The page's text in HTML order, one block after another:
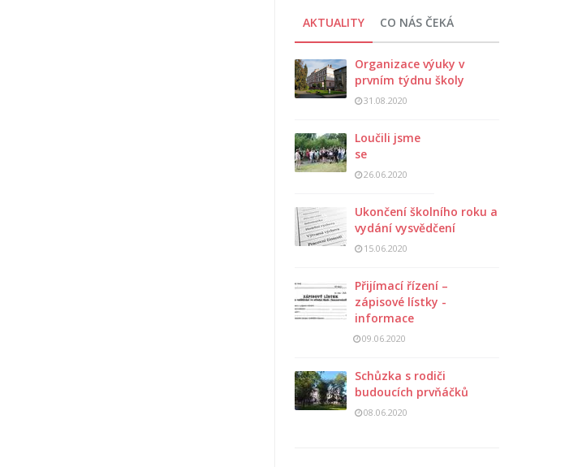
AKTUALITY CO NÁS ČEKÁ
Organizace výuky v
prvním týdnu školy
31.08.2020
Loučili jsme
se
26.06.2020
Ukončení školního roku a
vydání vysvědčení
15.06.2020
Přijímací řízení –
zápisové lístky -
informace
09.06.2020
Schůzka s rodiči
budoucích prvňáčků
08.06.2020